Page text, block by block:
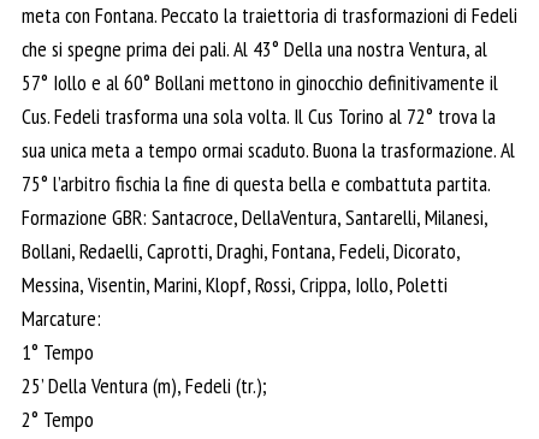
meta con Fontana. Peccato la traiettoria di trasformazioni di Fedeli
che si spegne prima dei pali. Al 43° Della una nostra Ventura, al
57° Iollo e al 60° Bollani mettono in ginocchio definitivamente il
Cus. Fedeli trasforma una sola volta. Il Cus Torino al 72° trova la
sua unica meta a tempo ormai scaduto. Buona la trasformazione. Al
75° l’arbitro fischia la fine di questa bella e combattuta partita.
Formazione GBR: Santacroce, DellaVentura, Santarelli, Milanesi,
Bollani, Redaelli, Caprotti, Draghi, Fontana, Fedeli, Dicorato,
Messina, Visentin, Marini, Klopf, Rossi, Crippa, Iollo, Poletti
Marcature:
1° Tempo
25’ Della Ventura (m), Fedeli (tr.);
2° Tempo